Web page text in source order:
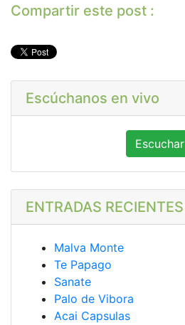
Compartir este post :
Escúchanos en vivo
Escuchar
ENTRADAS RECIENTES
Malva Monte
Te Papago
Sanate
Palo de Vibora
Acai Capsulas